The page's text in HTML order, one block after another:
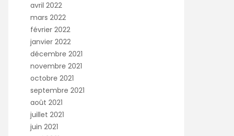
avril 2022
mars 2022
février 2022
janvier 2022
décembre 2021
novembre 2021
octobre 2021
septembre 2021
août 2021
juillet 2021
juin 2021